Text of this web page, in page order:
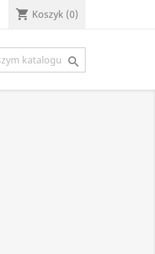
shopping_cart Koszyk (0)
